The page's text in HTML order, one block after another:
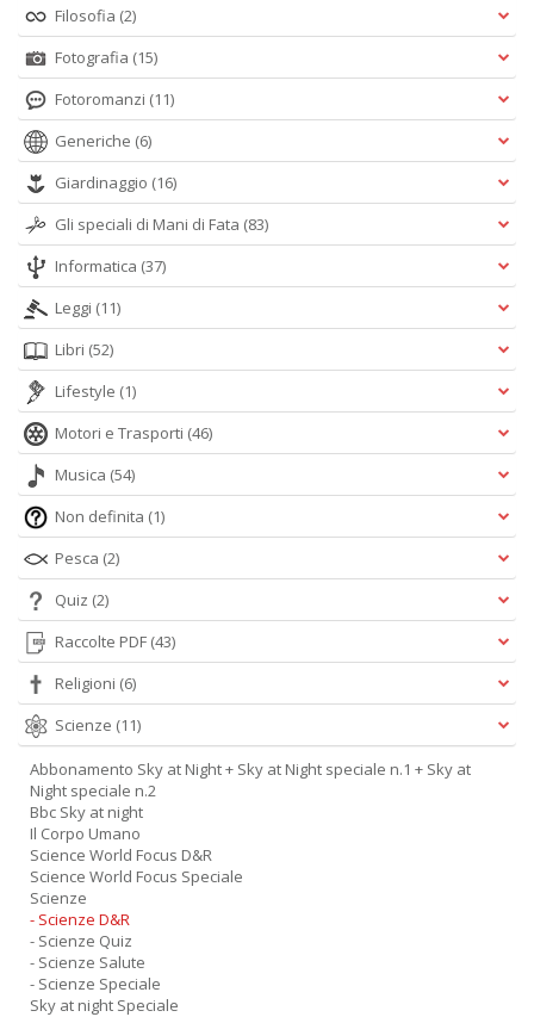
Filosofia (2)
Fotografia (15)
Fotoromanzi (11)
Generiche (6)
Giardinaggio (16)
Gli speciali di Mani di Fata (83)
Informatica (37)
Leggi (11)
Libri (52)
Lifestyle (1)
Motori e Trasporti (46)
Musica (54)
Non definita (1)
Pesca (2)
Quiz (2)
Raccolte PDF (43)
Religioni (6)
Scienze (11)
Abbonamento Sky at Night + Sky at Night speciale n.1 + Sky at
Night speciale n.2
Bbc Sky at night
Il Corpo Umano
Science World Focus D&R
Science World Focus Speciale
Scienze
- Scienze D&R
- Scienze Quiz
- Scienze Salute
- Scienze Speciale
Sky at night Speciale